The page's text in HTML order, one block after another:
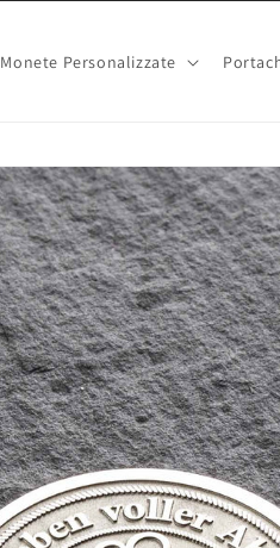
Monete Personalizzate